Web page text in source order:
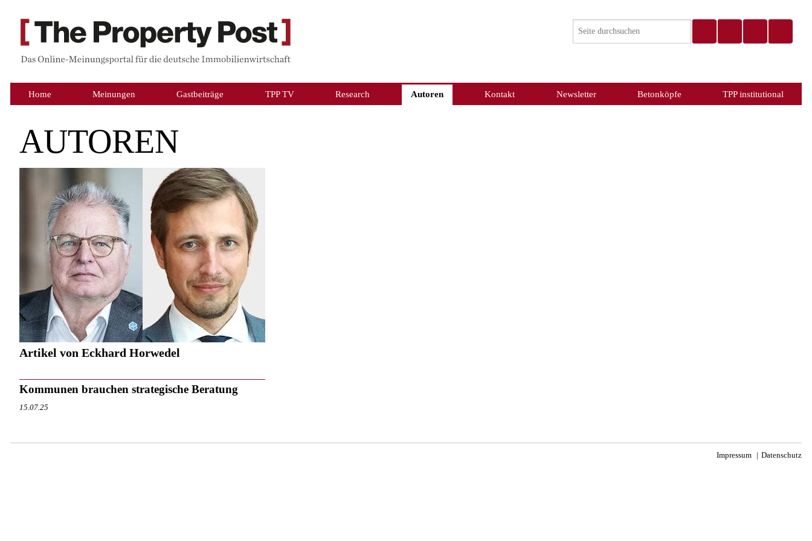
Home Meinungen Gastbeiträge TPP TV Research Autoren Kontakt Newsletter Betonköpfe TPP institutional
AUTOREN
Artikel von Eckhard Horwedel
Kommunen brauchen strategische Beratung
15.07.25
Impressum Datenschutz